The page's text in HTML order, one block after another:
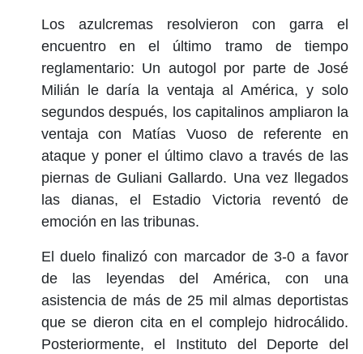
Los azulcremas resolvieron con garra el
encuentro en el último tramo de tiempo
reglamentario: Un autogol por parte de José
Milián le daría la ventaja al América, y solo
segundos después, los capitalinos ampliaron la
ventaja con Matías Vuoso de referente en
ataque y poner el último clavo a través de las
piernas de Guliani Gallardo. Una vez llegados
las dianas, el Estadio Victoria reventó de
emoción en las tribunas.
El duelo finalizó con marcador de 3-0 a favor
de las leyendas del América, con una
asistencia de más de 25 mil almas deportistas
que se dieron cita en el complejo hidrocálido.
Posteriormente, el Instituto del Deporte del